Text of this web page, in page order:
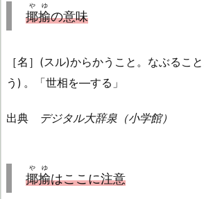
揶揄
やゆ
の意味
［名］(スル)からかうこと。なぶるこ
う) 。「世相を—する」
出典 デジタル大辞泉（小学館）
揶揄
やゆ
はここに注意